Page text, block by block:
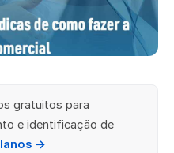
gratuitos para
e identificação de
→